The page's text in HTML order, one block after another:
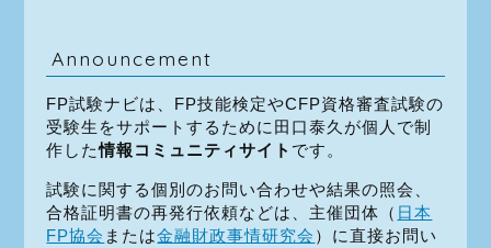
Announcement
FP試験ナビは、FP技能検定やCFP資格審査試験の
受験生をサポートするために田口泰久が個人で制
作した情報コミュニティサイト です。
試験に関する個別のお問い合わせや結果の照会、
合格証明書の再発行依頼などは、主催団体（ 日本
FP協会 または金融財政事情研究会 ）に直接お問い